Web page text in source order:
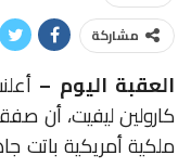
مشاركة
العقبة اليوم –
كارولين ليفيت، أن
ملكية أمريكية باتت